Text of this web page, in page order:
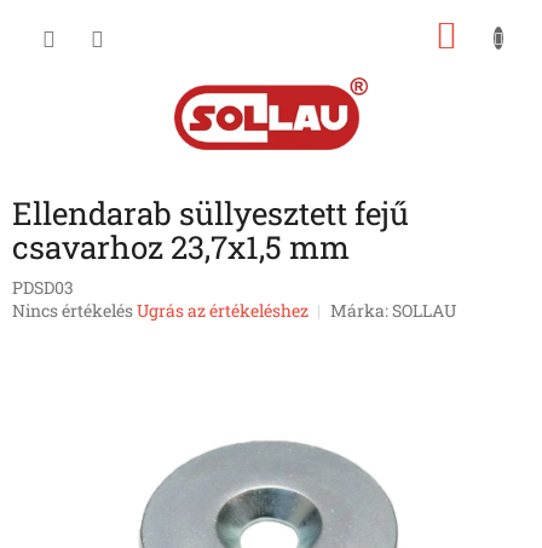
Ellendarab süllyesztett fejű
csavarhoz 23,7x1,5 mm
PDSD03
A
Nincs értékelésUgrás az értékeléshez Márka:SOLLAU